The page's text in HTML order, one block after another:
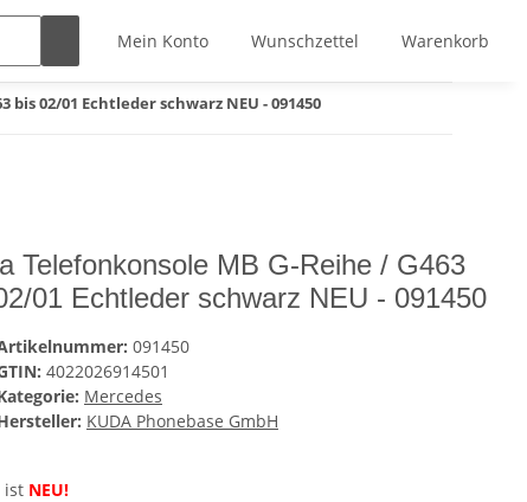
Mein Konto Wunschzettel Warenkorb
bis 02/01 Echtleder schwarz NEU - 091450
Telefonkonsole MB G-Reihe / G463
01 Echtleder schwarz NEU - 091450
091450
4022026914501
Mercedes
KUDA Phonebase GmbH
ist NEU!